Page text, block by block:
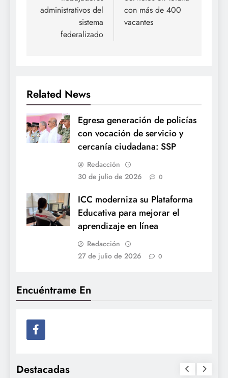
Encuéntrame En
Destacadas
administrativos del
sistema
federalizado
con más de 400
vacantes
Related News
Egresa generación de policías
con vocación de servicio y
cercanía ciudadana: SSP
Redacción
30 de julio de 2026
0
ICC moderniza su Plataforma
Educativa para mejorar el
aprendizaje en línea
Redacción
27 de julio de 2026
0